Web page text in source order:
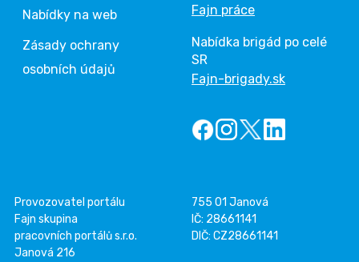
Nabídky na web
Zásady ochrany
osobních údajů
Fajn práce
Nabídka brigád po celé
SR
Fajn-brigady.sk
Provozovatel portálu
Fajn skupina
pracovních portálů s.r.o.
Janová 216
755 01 Janová
IČ: 28661141
DIČ: CZ28661141